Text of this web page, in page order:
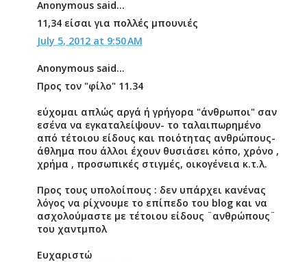
Anonymous said...
11,34 είσαι για πολλές μπουνιές
July 5, 2012 at 9:50 AM
Anonymous said...
Προς τον "φίλο" 11.34
εύχομαι απλώς αργά ή γρήγορα "άνθρωποι" σαν
εσένα να εγκαταλείψουν- το ταλαιπωρημένο
από τέτοιου είδους και ποιότητας ανθρώπους-
άθλημα που άλλοι έχουν θυσιάσει κόπο, χρόνο ,
χρήμα , προσωπικές στιγμές, οικογένεια κ.τ.λ.
Προς τους υπολοίπους : δεν υπάρχει κανένας
λόγος να ρίχνουμε το επίπεδο του blog και να
ασχολούμαστε με τέτοιου είδους ¨ανθρώπους¨
του χαντμπολ
Ευχαριστώ